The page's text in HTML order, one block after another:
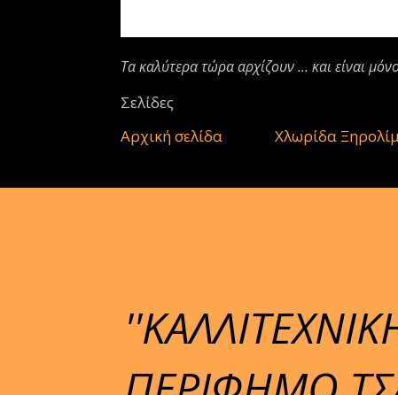
Τα καλύτερα τώρα αρχίζουν ... και είναι
Σελίδες
Αρχική σελίδα
Χλωρίδα